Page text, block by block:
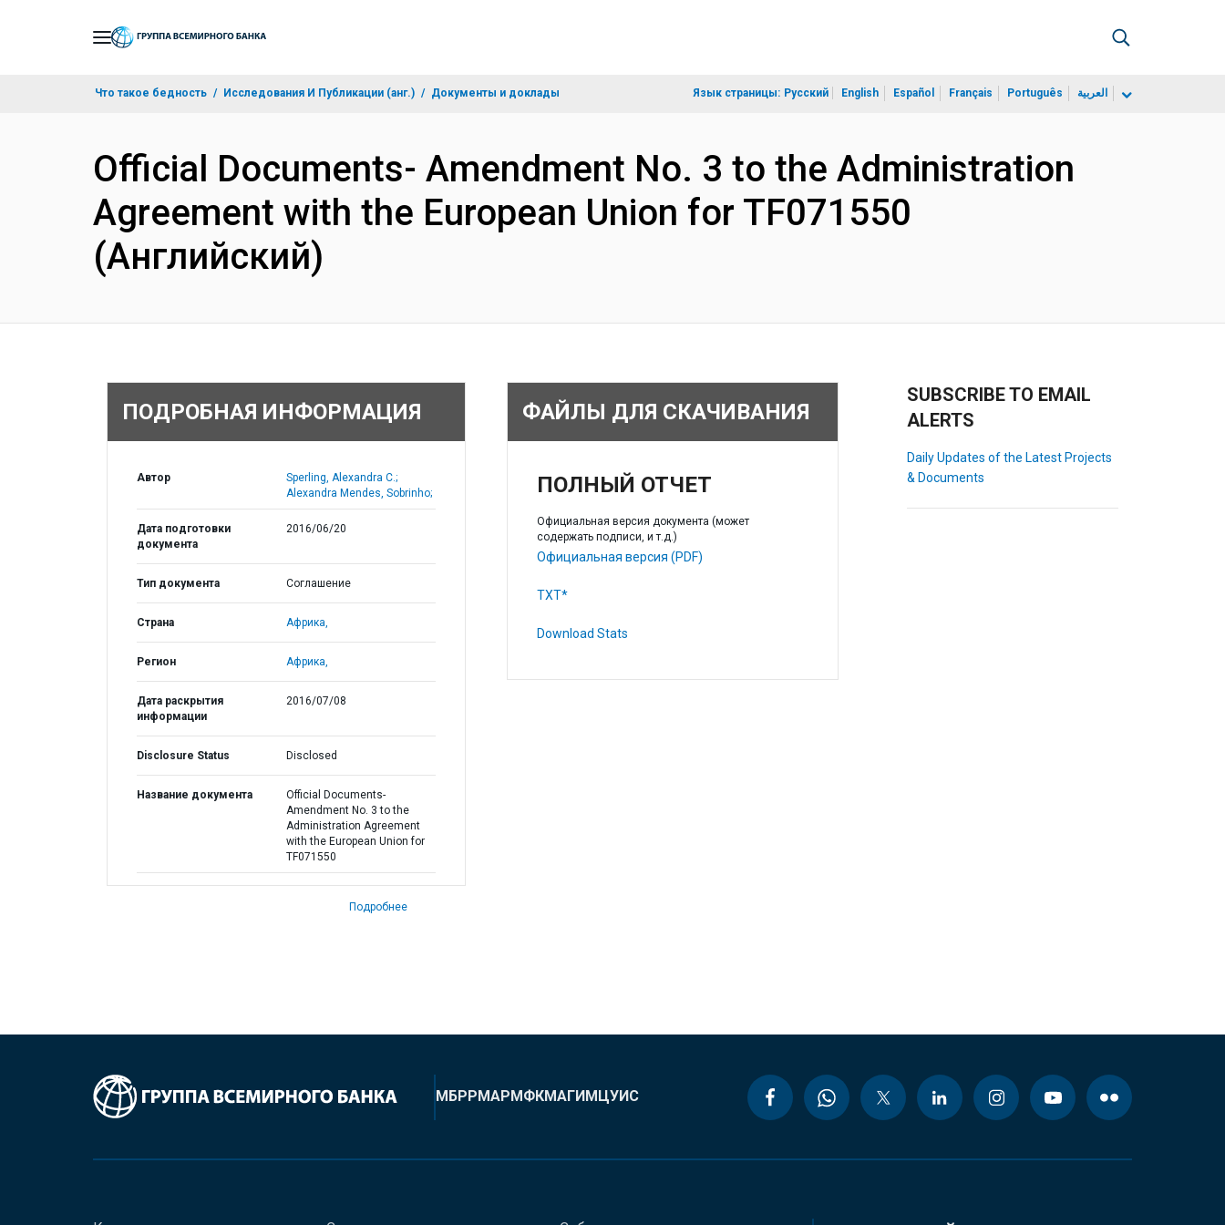
Что такое бедность Исследования И Публикации (анг.) Документы и доклады Язык страницы: Русский English Español Français Português العربية
Official Documents- Amendment No. 3 to the Administration
Agreement with the European Union for TF071550
(Английский)
ПОДРОБНАЯ ИНФОРМАЦИЯ
Автор
Sperling, Alexandra C.;
Alexandra Mendes, Sobrinho;
Дата подготовки
документа
2016/06/20
Тип документа Соглашение
Страна Африка,
Регион Африка,
Дата раскрытия
информации
2016/07/08
Disclosure Status Disclosed
Название документа
Official Documents-
Amendment No. 3 to the
Administration Agreement
with the European Union for
TF071550
Подробнее
ФАЙЛЫ ДЛЯ СКАЧИВАНИЯ
ПОЛНЫЙ ОТЧЕТ
Официальная версия документа (может
содержать подписи, и т.д.)
Официальная версия (PDF)
TXT*
Download Stats
SUBSCRIBE TO EMAIL
ALERTS
Daily Updates of the Latest Projects
& Documents
МБРРМАРМФКМАГИМЦУИС